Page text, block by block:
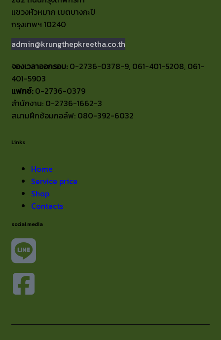
แขวงหัวหมาก เขตบางกะปิ
กรุงเทพฯ 10240
admin@krungthepkreetha.co.th
จองเวลาออกรอบ:0-2736-0378-9, 061-401-5208, 061-
401-5903
แฟกซ์:0-2736-0379
สำนักงาน: 0-2736-1662-3
สนามฝึกซ้อมกอล์ฟ: 080-392-6032
Links
Home
Service price
Shop
Contacts
social media